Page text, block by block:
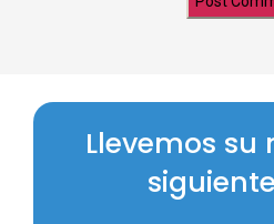
Llevemos su